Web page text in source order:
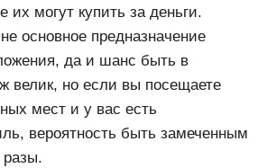
их могут купить за деньги.
основное предназначение
да и шанс быть в
велик, но если вы посещаете
мест и у вас есть
вероятность быть замеченным
разы.